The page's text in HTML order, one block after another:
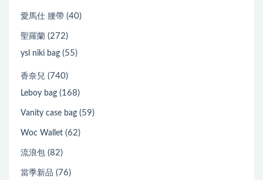
愛馬仕 腰帶 (40)
聖羅蘭 (272)
ysl niki bag (55)
香奈兒 (740)
Leboy bag (168)
Vanity case bag (59)
Woc Wallet (62)
流浪包 (82)
當季新品 (76)